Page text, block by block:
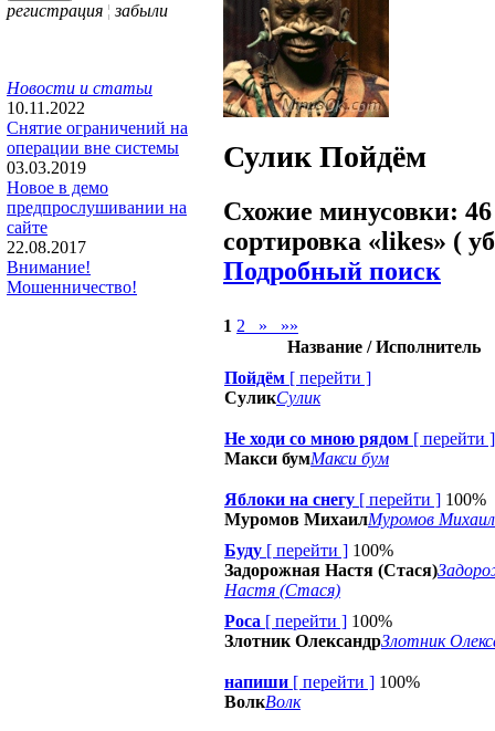
регистрация ¦ забыли
Новости и статьи
10.11.2022
Снятие ограничений на
операции вне системы
03.03.2019
Новое в демо
предпрослушивании на
сайте
22.08.2017
Внимание!
Мошенничество!
Сулик Пойдём
Схожие минусовки: 46
сортировка «likes» (
Подробный поиск
1 2 »
»»
Название / Исполнитель
Пойдём [ перейти ]
СуликСулик
Не ходи со мною рядом [ перейти ]
Макси бумМакси бум
Яблоки на снегу [ перейти ] 100%
Муромов МихаилМуромов Михаил
Буду [ перейти ] 100%
Задорожная Настя (Стася)
Настя (Стася)
Роса [ перейти ] 100%
Злотник ОлександрЗлотник
напиши [ перейти ] 100%
ВолкВолк